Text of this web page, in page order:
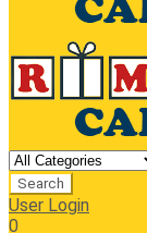
User Login
0